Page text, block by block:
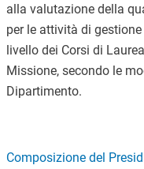
alla valutazione della
per le attività di
livello dei Corsi di
Missione, secondo le
Dipartimento.
Composizione del